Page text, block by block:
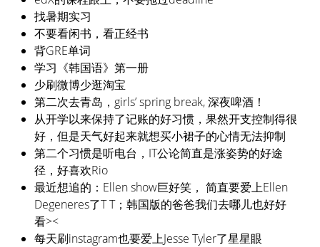
找暑期实习
不要看闲书，看正经书
背GRE单词
学习《韩国语》第一册
少刷微博少逛淘宝
第二次去青岛，girls’ spring break, 深夜啤酒！
从开学以来保持了记账的好习惯，果然开支控制得很
好，但是天气好起来就想买小裙子的心情无法抑制
第二个习惯是听电台，IT公论简直是涨姿势的好途
径，好喜欢Rio
最近想追的：Ellen show巨好笑， 简直要爱上Ellen
Degeneres了T T；韩国版的爸爸我们去哪儿也好好
看><
每天刷instagram也要爱上Jesse Tyler了星星眼